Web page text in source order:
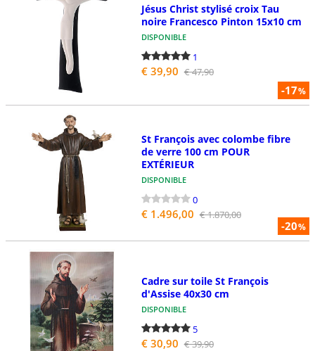
-17%
Jésus Christ stylisé croix Tau
noire Francesco Pinton 15x10 cm
DISPONIBLE
1
€ 39,90 € 47,90
-20%
St François avec colombe fibre
de verre 100 cm POUR
EXTÉRIEUR
DISPONIBLE
0
€ 1.496,00 € 1.870,00
Cadre sur toile St François
d'Assise 40x30 cm
DISPONIBLE
5
€ 30,90 € 39,90